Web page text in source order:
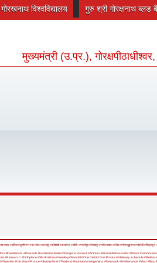
गोरखनाथ विश्वविद्यालय गुरु श्री गोरक्षनाथ ब्लड
मुख्यमंत्री (उ.प्र.),
#एटा #औरैया #कुशीनगर #कन्नौज#कानपुर#कौशाम्बी #कासगंज #खीरी #गाजीपुर #गोरखपुर #गाजियाबाद#गोंडा#गौतमबुद्धनगर #चंदौली#चित्रकूट
Bhandarkar #Prakash Jha #Hema Malini #Kangana Ranaut #Actress #Brand Ambassador#News #Hindustan
#Research #birthplace #Shri Krishna #meeting #Mandal #One District One Product#delivery schedule#Release
#Sweden #Ukraine #France #Switzerland #Thailand #Indonesia #Argentina #Denmark #Netherlands #MoU #Brazil